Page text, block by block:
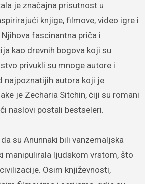
je značajna prisutnost u
knjige, filmove, video igre i
fascinantna priča i
kao drevnih bogova koji su
privukli su mnoge autore i
najpoznatijih autora koji je
je Zecharia Sitchin, čiji su romani
naslovi postali bestseleri.
su Anunnaki bili vanzemaljska
manipulirala ljudskom vrstom, što
Osim književnosti,